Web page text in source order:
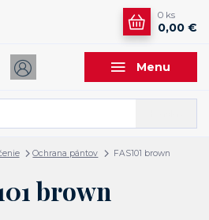
Menu
0 ks
0,00 €
Ochrana pántov FAS101 brown
brown